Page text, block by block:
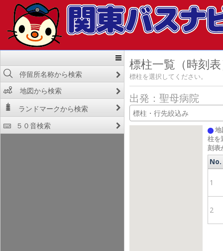
標柱一覧（時刻
標柱を選択してください。
出発：聖母病院
地
柱を
刻表
No.
No.
1
2
停留所名称から検索
地図から検索
ランドマークから検索
５０音検索